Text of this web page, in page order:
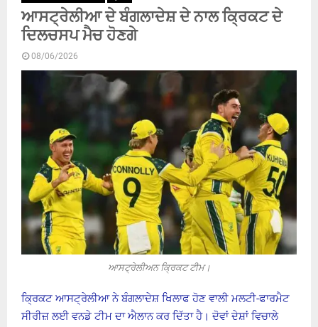
ਆਸਟ੍ਰੇਲੀਆ ਦੇ ਬੰਗਲਾਦੇਸ਼ ਦੇ ਨਾਲ ਕ੍ਰਿਕਟ ਦੇ
ਦਿਲਚਸਪ ਮੈਚ ਹੋਣਗੇ
08/06/2026
ਆਸਟ੍ਰੇਲੀਅਨ ਕ੍ਰਿਕਟ ਟੀਮ।
ਕ੍ਰਿਕਟ ਆਸਟ੍ਰੇਲੀਆ ਨੇ ਬੰਗਲਾਦੇਸ਼ ਖਿਲਾਫ ਹੋਣ ਵਾਲੀ ਮਲਟੀ-ਫਾਰਮੈਟ
ਸੀਰੀਜ਼ ਲਈ ਵਨਡੇ ਟੀਮ ਦਾ ਐਲਾਨ ਕਰ ਦਿੱਤਾ ਹੈ। ਦੋਵਾਂ ਦੇਸ਼ਾਂ ਵਿਚਾਲੇ